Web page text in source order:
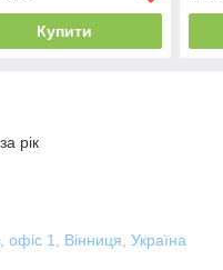
Купити
рік
1, Вінниця, Україна